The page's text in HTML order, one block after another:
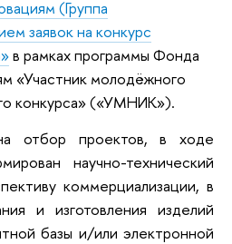
(Группа
заявок на конкурс
в рамках программы Фонда
«Участник молодёжного
конкурса» («УМНИК»).
отбор проектов, в ходе
научно-технический
коммерциализации, в
и изготовления изделий
базы и/или электронной